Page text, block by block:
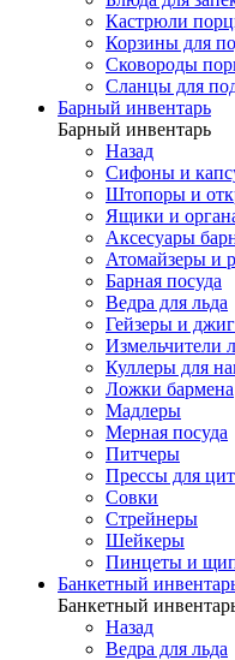
Кастрюли
Корзины для
Сковороды
Сланцы для
Барный инвентарь
Барный инвентарь
Назад
Сифоны и
Штопоры и
Ящики и
Аксесуары
Атомайзеры и
Барная посуда
Ведра для льда
Гейзеры и
Измельчители
Куллеры для
Ложки бармена
Мадлеры
Мерная посуда
Питчеры
Прессы для
Совки
Стрейнеры
Шейкеры
Пинцеты и
Банкетный
Банкетный
Назад
Ведра для льда